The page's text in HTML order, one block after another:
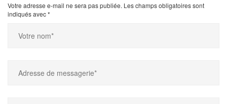
Votre adresse e-mail ne sera pas publiée. Les champs obligatoires sont
indiqués avec*